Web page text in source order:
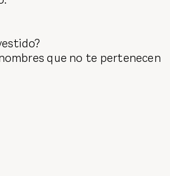
que no te pertenecen